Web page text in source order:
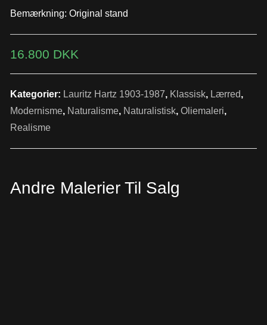
Bemærkning: Original stand
16.800 DKK
Kategorier: Lauritz Hartz 1903-1987, Klassisk, Lærred,
Modernisme, Naturalisme, Naturalistisk, Oliemaleri,
Realisme
Andre Malerier Til Salg